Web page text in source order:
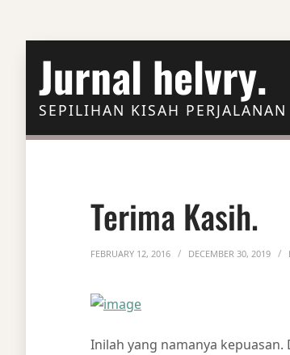
Jurnal helvry.
SEPILIHAN KISAH
Terima Kasih.
FEBRUARY 12, 2016 DECEMBER 30, 2019
Inilah yang namanya